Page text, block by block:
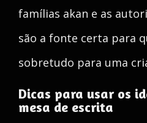
famílias akan e as
são a fonte certa para
sobretudo para uma
Dicas para usar os
mesa de escrita